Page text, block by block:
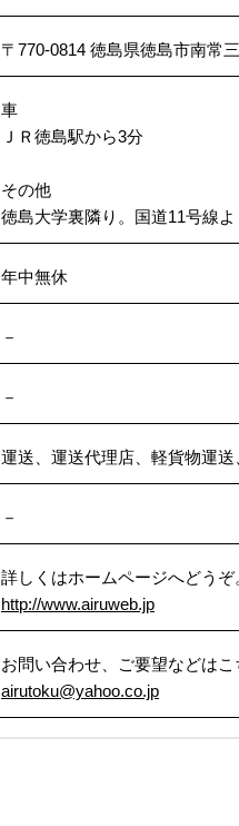
〒770-0814 徳島県徳島市南常
車
ＪＲ徳島駅から3分
その他
徳島大学裏隣り。国道11号線
年中無休
－
－
運送、運送代理店、軽貨物運
－
詳しくはホームページへどうぞ
http://www.airuweb.jp
お問い合わせ、ご要望などは
airutoku@yahoo.co.jp